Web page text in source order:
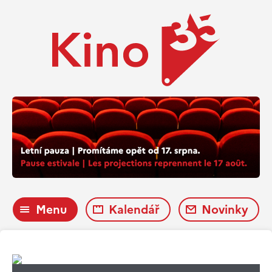
Menu Kalendář Novinky